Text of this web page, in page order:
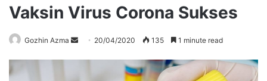
Vaksin Virus Corona Sukses
Gozhin Azma
Send 20/04/2020 135 1 minute read